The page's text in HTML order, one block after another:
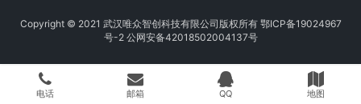
Copyright © 2021 武汉唯众智创科技有限公司版权所有 鄂ICP备19024967
号-2 公网安备42018502004137号
电话 邮箱 QQ 地图